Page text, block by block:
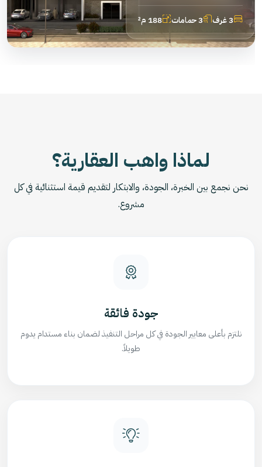
3 غرف 3 حمامات 188 م²
لماذا واهب العقارية؟
نحن نجمع بين الخبرة، الجودة، والابتكار لتقديم قيمة استثنائية في كل
مشروع.
جودة فائقة
نلتزم بأعلى معايير الجودة في كل مراحل التنفيذ لضمان بناء مستدام يدوم
طويلاً.